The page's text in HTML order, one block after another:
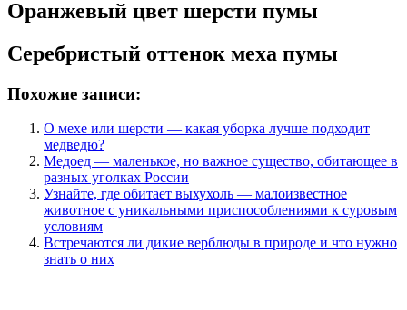
Оранжевый цвет шерсти пумы
Серебристый оттенок меха пумы
Похожие записи:
О мехе или шерсти — какая уборка лучше подходит
медведю?
Медоед — маленькое, но важное существо, обитающее в
разных уголках России
Узнайте, где обитает выхухоль — малоизвестное
животное с уникальными приспособлениями к суровым
условиям
Встречаются ли дикие верблюды в природе и что нужно
знать о них